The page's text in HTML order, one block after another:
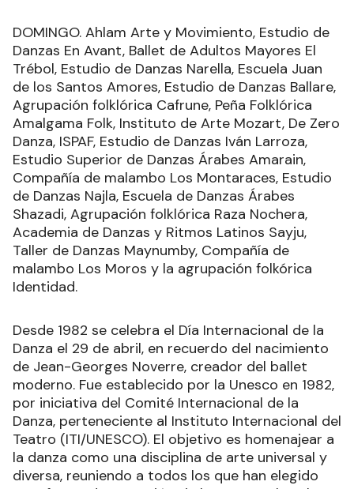
DOMINGO. Ahlam Arte y Movimiento, Estudio de
Danzas En Avant, Ballet de Adultos Mayores El
Trébol, Estudio de Danzas Narella, Escuela Juan
de los Santos Amores, Estudio de Danzas Ballare,
Agrupación folklórica Cafrune, Peña Folklórica
Amalgama Folk, Instituto de Arte Mozart, De Zero
Danza, ISPAF, Estudio de Danzas Iván Larroza,
Estudio Superior de Danzas Árabes Amarain,
Compañía de malambo Los Montaraces, Estudio
de Danzas Najla, Escuela de Danzas Árabes
Shazadi, Agrupación folklórica Raza Nochera,
Academia de Danzas y Ritmos Latinos Sayju,
Taller de Danzas Maynumby, Compañía de
malambo Los Moros y la agrupación folkórica
Identidad.
Desde 1982 se celebra el Día Internacional de la
Danza el 29 de abril, en recuerdo del nacimiento
de Jean-Georges Noverre, creador del ballet
moderno. Fue establecido por la Unesco en 1982,
por iniciativa del Comité Internacional de la
Danza, perteneciente al Instituto Internacional del
Teatro (ITI/UNESCO). El objetivo es homenajear a
la danza como una disciplina de arte universal y
diversa, reuniendo a todos los que han elegido